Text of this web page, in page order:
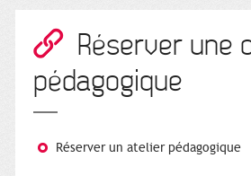
Réserver une
pédagogique
Réserver un atelier pédagogique